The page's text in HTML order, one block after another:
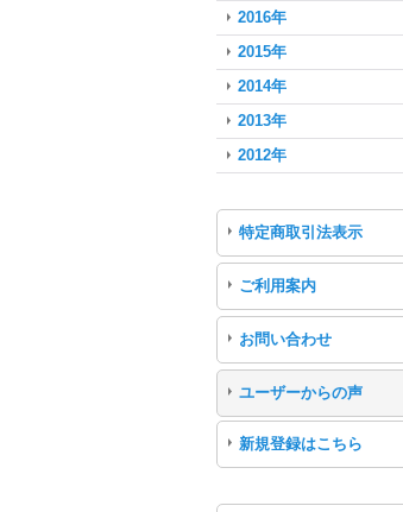
2016年
2015年
2014年
2013年
2012年
特定商取引法表示
ご利用案内
お問い合わせ
ユーザーからの声
新規登録はこちら